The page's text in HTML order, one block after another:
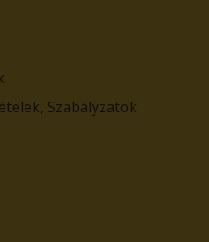
Szabályzatok